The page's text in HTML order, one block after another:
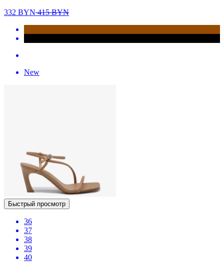
332 BYN415BYN
New
Быстрый просмотр
36
37
38
39
40